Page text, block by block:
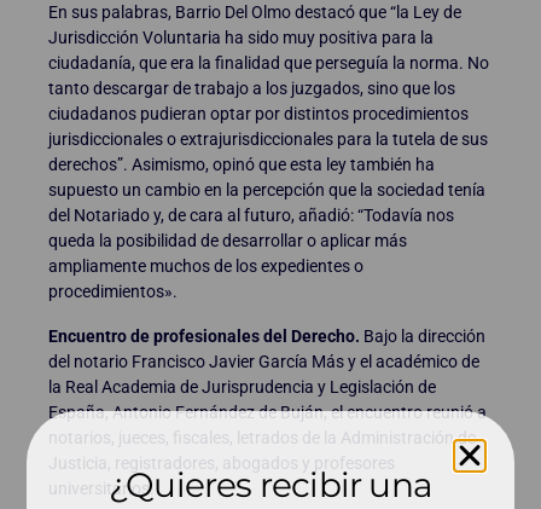
En sus palabras, Barrio Del Olmo destacó que “la Ley de
Jurisdicción Voluntaria ha sido muy positiva para la
ciudadanía, que era la finalidad que perseguía la norma. No
tanto descargar de trabajo a los juzgados, sino que los
ciudadanos pudieran optar por distintos procedimientos
jurisdiccionales o extrajurisdiccionales para la tutela de sus
derechos”. Asimismo, opinó que esta ley también ha
supuesto un cambio en la percepción que la sociedad tenía
del Notariado y, de cara al futuro, añadió: “Todavía nos
queda la posibilidad de desarrollar o aplicar más
ampliamente muchos de los expedientes o
procedimientos».
Encuentro de profesionales del Derecho. Bajo la dirección
del notario Francisco Javier García Más y el académico de
la Real Academia de Jurisprudencia y Legislación de
España, Antonio Fernández de Buján, el encuentro reunió a
notarios, jueces, fiscales, letrados de la Administración de
Justicia, registradores, abogados y profesores
universitarios.¿Quieres recibir una